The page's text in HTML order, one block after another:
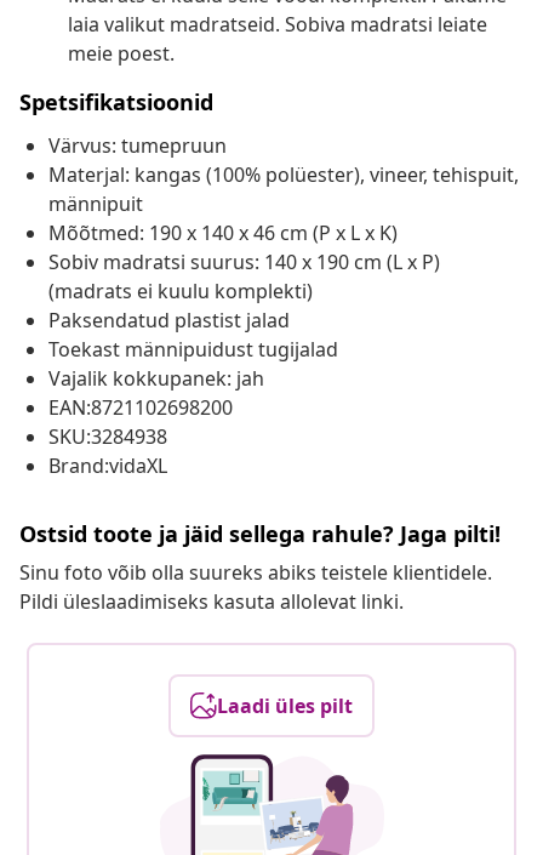
laia valikut madratseid. Sobiva madratsi leiate
meie poest.
Spetsifikatsioonid
Värvus: tumepruun
Materjal: kangas (100% polüester), vineer, tehispuit,
männipuit
Mõõtmed: 190 x 140 x 46 cm (P x L x K)
Sobiv madratsi suurus: 140 x 190 cm (L x P)
(madrats ei kuulu komplekti)
Paksendatud plastist jalad
Toekast männipuidust tugijalad
Vajalik kokkupanek: jah
EAN:8721102698200
SKU:3284938
Brand:vidaXL
Ostsid toote ja jäid sellega rahule? Jaga pilti!
Sinu foto võib olla suureks abiks teistele klientidele.
Pildi üleslaadimiseks kasuta allolevat linki.
Laadi üles pilt